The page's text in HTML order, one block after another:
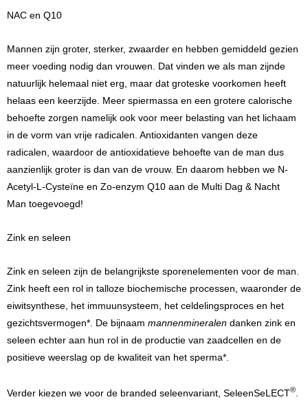
NAC en Q10
Mannen zijn groter, sterker, zwaarder en hebben gemiddeld gezien
meer voeding nodig dan vrouwen. Dat vinden we als man zijnde
natuurlijk helemaal niet erg, maar dat groteske voorkomen heeft
helaas een keerzijde. Meer spiermassa en een grotere calorische
behoefte zorgen namelijk ook voor meer belasting van het lichaam
in de vorm van vrije radicalen. Antioxidanten vangen deze
radicalen, waardoor de antioxidatieve behoefte van de man dus
aanzienlijk groter is dan van de vrouw. En daarom hebben we N-
Acetyl-L-Cysteïne en Zo-enzym Q10 aan de Multi Dag & Nacht
Man toegevoegd!
Zink en seleen
Zink en seleen zijn de belangrijkste sporenelementen voor de man.
Zink heeft een rol in talloze biochemische processen, waaronder de
eiwitsynthese, het immuunsysteem, het celdelingsproces en het
gezichtsvermogen*. De bijnaam mannenmineralen danken zink en
seleen echter aan hun rol in de productie van zaadcellen en de
positieve weerslag op de kwaliteit van het sperma*.
Verder kiezen we voor de branded seleenvariant, SeleenSeLECT®